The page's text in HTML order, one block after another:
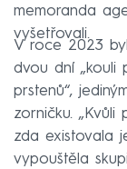
memoranda
vyšetřovali.
V roce 2023
dvou dní „kouli
prstenů“,
zorničku.
zda existovala
vypouštěla